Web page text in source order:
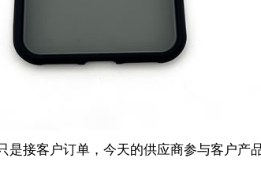
是接客户订单，今天的供应商参与客户产